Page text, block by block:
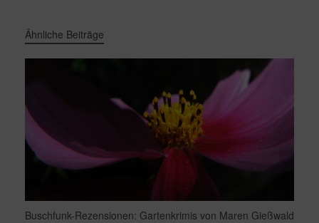
Ähnliche Beiträge
Buschfunk-Rezensionen: Gartenkrimis von Maren Gießwald